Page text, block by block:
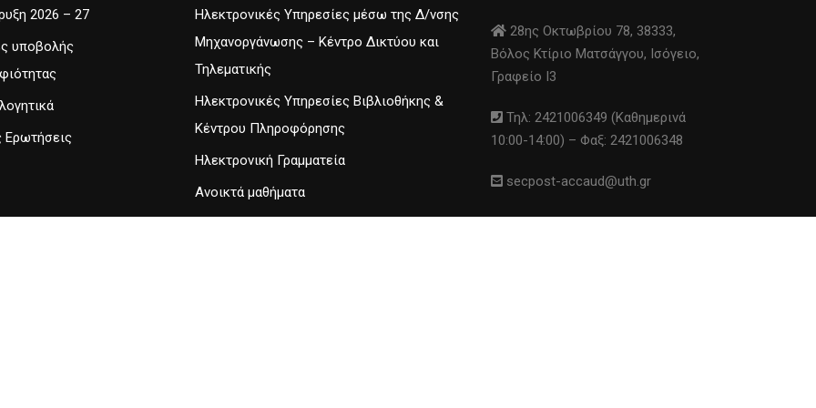
2026 – 27
υποβολής
Ερωτήσεις
Ηλεκτρονικές Υπηρεσίες μέσω της Δ/νσης
Μηχανοργάνωσης – Κέντρο Δικτύου και
Τηλεματικής
Ηλεκτρονικές Υπηρεσίες Βιβλιοθήκης &
Κέντρου Πληροφόρησης
Ηλεκτρονική Γραμματεία
Ανοικτά μαθήματα
28ης Οκτωβρίου 78, 38333,
Βόλος Κτίριο Ματσάγγου, Ισόγειο,
Γραφείο I3
Τηλ: 2421006349 (Καθημερινά
10:00-14:00) – Φαξ: 2421006348
secpost-accaud@uth.gr